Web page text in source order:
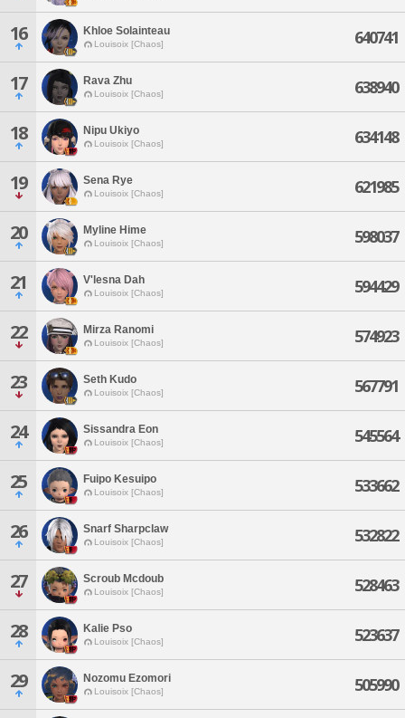
16 Khloe Solainteau
Louisoix [Chaos] 640741
17 Rava Zhu
Louisoix [Chaos] 638940
18 Nipu Ukiyo
Louisoix [Chaos] 634148
19 Sena Rye
Louisoix [Chaos] 621985
20 Myline Hime
Louisoix [Chaos] 598037
21 V'lesna Dah
Louisoix [Chaos] 594429
22 Mirza Ranomi
Louisoix [Chaos] 574923
23 Seth Kudo
Louisoix [Chaos] 567791
24 Sissandra Eon
Louisoix [Chaos] 545564
25 Fuipo Kesuipo
Louisoix [Chaos] 533662
26 Snarf Sharpclaw
Louisoix [Chaos] 532822
27 Scroub Mcdoub
Louisoix [Chaos] 528463
28 Kalie Pso
Louisoix [Chaos] 523637
29 Nozomu Ezomori
Louisoix [Chaos] 505990